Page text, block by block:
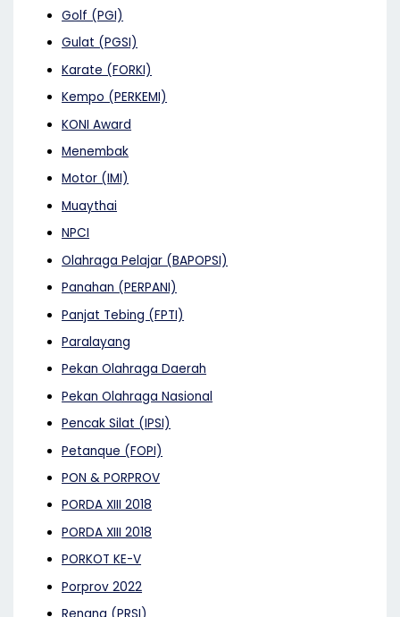
Golf (PGI)
Gulat (PGSI)
Karate (FORKI)
Kempo (PERKEMI)
KONI Award
Menembak
Motor (IMI)
Muaythai
NPCI
Olahraga Pelajar (BAPOPSI)
Panahan (PERPANI)
Panjat Tebing (FPTI)
Paralayang
Pekan Olahraga Daerah
Pekan Olahraga Nasional
Pencak Silat (IPSI)
Petanque (FOPI)
PON & PORPROV
PORDA XIII 2018
PORDA XIII 2018
PORKOT KE-V
Porprov 2022